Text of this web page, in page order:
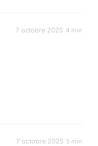
7 octobre 2025 4 min
7 octobre 2025 5 min